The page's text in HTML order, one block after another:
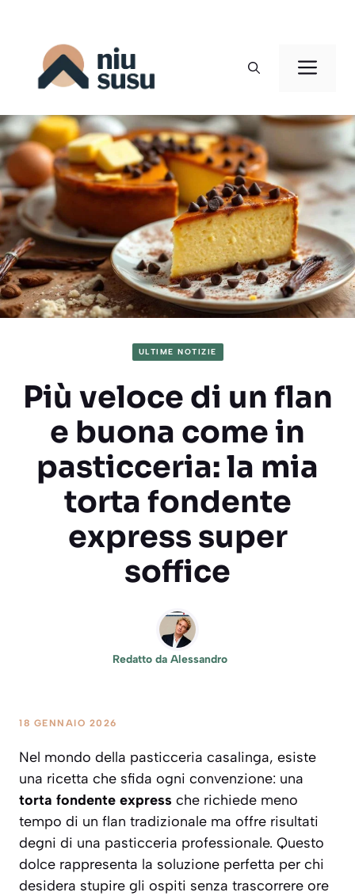
contenuto
ULTIME NOTIZIE
Più veloce di un flan
e buona come in
pasticceria: la mia
torta fondente
express super
soffice
Redatto da Alessandro
18 GENNAIO 2026
Nel mondo della pasticceria casalinga, esiste
una ricetta che sfida ogni convenzione: una
torta fondente express che richiede meno
tempo di un flan tradizionale ma offre risultati
degni di una pasticceria professionale. Questo
dolce rappresenta la soluzione perfetta per chi
desidera stupire gli ospiti senza trascorrere ore